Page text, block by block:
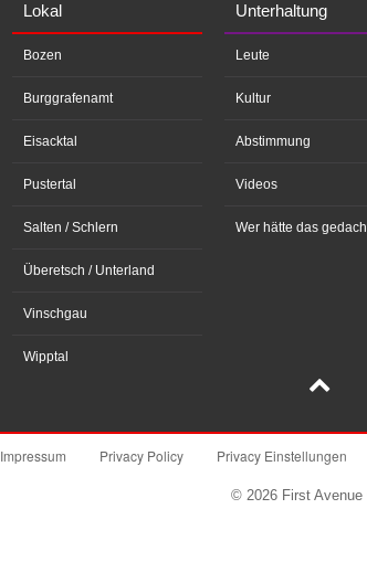
Lokal
Bozen
Burggrafenamt
Eisacktal
Pustertal
Salten / Schlern
Überetsch / Unterland
Vinschgau
Wipptal
Unterhaltung
Leute
Kultur
Abstimmung
Videos
Wer hätte das
Impressum Privacy Policy Privacy Einstellungen
© 2026 First Avenue